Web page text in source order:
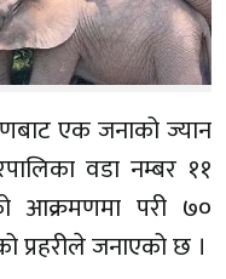
एक जनाको ज्यान
वडा नम्बर ११
आक्रमणमा परी ७०
प्रहरीले जनाएको छ ।